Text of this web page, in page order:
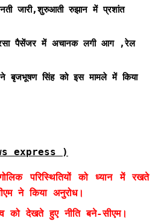
जारी,शुरुआती रुझान में प्रशांत
पैसेंजर में अचानक लगी आग ,रेल
ने बृजभूषण सिंह को इस मामले में किया
express )
परिस्थितियों को ध्यान में रखते
ने किया अनुरोध।
को देखते हुए नीति बने-सीएम।